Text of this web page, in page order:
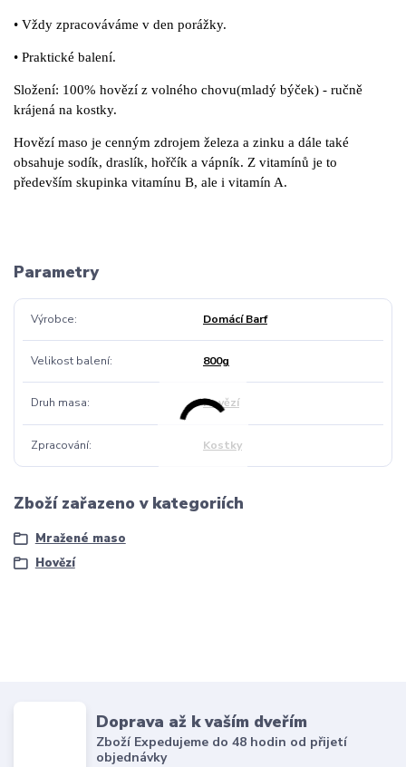
• Vždy zpracováváme v den porážky.
• Praktické balení.
Složení: 100% hovězí z volného chovu(mladý býček) - ručně
krájená na kostky.
Hovězí maso je cenným zdrojem železa a zinku a dále také
obsahuje sodík, draslík, hořčík a vápník. Z vitamínů je to
především skupinka vitamínu B, ale i vitamín A.
Parametry
Výrobce Domácí Barf
Velikost balení 800g
Druh masa Hovězí
Zpracování Kostky
Zboží zařazeno v kategoriích
Mražené maso
Hovězí
Doprava až k vaším dveřím
Zboží Expedujeme do 48 hodin od přijetí
objednávky